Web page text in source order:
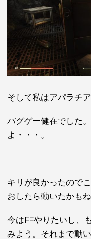
そして私はアパラチ
バグゲー健在でした
よ・・・。
キリが良かったので
おしたら動いたかも
今はFFやりたいし、
みよう。それまで動